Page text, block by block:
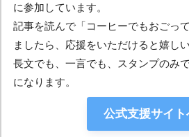
に参加しています。
記事を読んで「コーヒーでもおごっ
ましたら、応援をいただけると嬉しい
長文でも、一言でも、スタンプのみ
になります。
公式支援サイト